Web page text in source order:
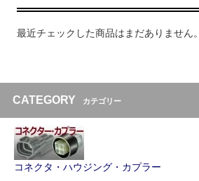
最近チェックした商品はまだありません。
CATEGORY カテゴリー
コネクタ・ハウジング・カプラー